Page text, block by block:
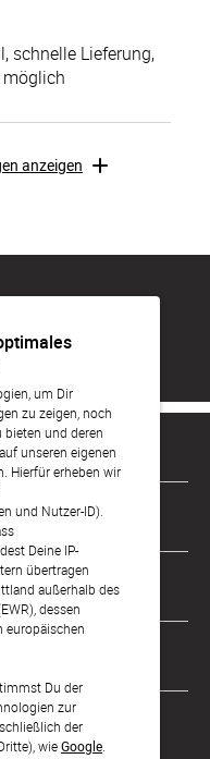
um Dir
zu zeigen, noch
bieten und deren
unseren eigenen
Hierfür erheben wir
und Nutzer-ID).
Deine IP-
übertragen
außerhalb des
dessen
europäischen
Du der
zur
der
wieGoogle
schnelle Lieferung,
anzeigen